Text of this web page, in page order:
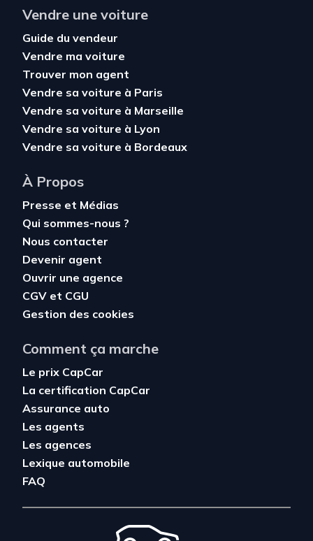
Vendre une voiture
Guide du vendeur
Vendre ma voiture
Trouver mon agent
Vendre sa voiture à Paris
Vendre sa voiture à Marseille
Vendre sa voiture à Lyon
Vendre sa voiture à Bordeaux
À Propos
Presse et Médias
Qui sommes-nous ?
Nous contacter
Devenir agent
Ouvrir une agence
CGV et CGU
Gestion des cookies
Comment ça marche
Le prix CapCar
La certification CapCar
Assurance auto
Les agents
Les agences
Lexique automobile
FAQ